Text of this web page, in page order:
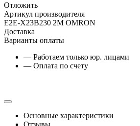
Отложить
Артикул производителя
E2E-X23B230 2M OMRON
Доставка
Варианты оплаты
— Работаем только юр. лицами
— Оплата по счету
Основные характеристики
Отзывы